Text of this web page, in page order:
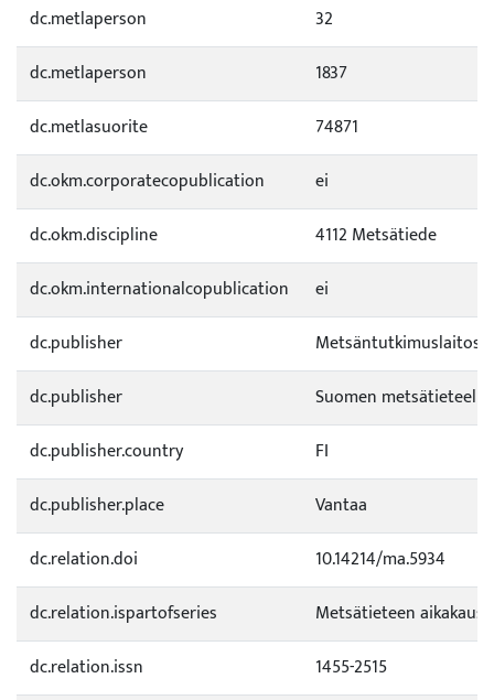
dc.metlaperson
32
dc.metlaperson
1837
dc.metlasuorite
74871
dc.okm.corporatecopublication
ei
dc.okm.discipline
4112 Metsätiede
dc.okm.internationalcopublication
ei
dc.publisher
Metsäntutkimuslaitos
dc.publisher
Suomen
dc.publisher.country
FI
dc.publisher.place
Vantaa
dc.relation.doi
10.14214/ma.5934
dc.relation.ispartofseries
Metsätieteen
dc.relation.issn
1455-2515